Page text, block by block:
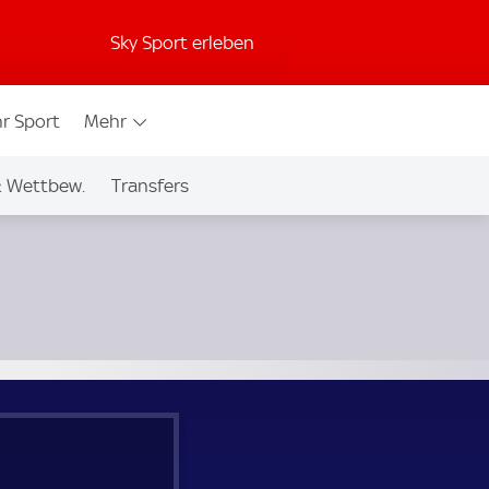
Sky Sport erleben
Sport Mehr
Wettbew. Transfers